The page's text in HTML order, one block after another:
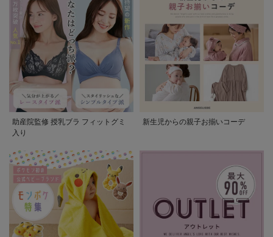
助産院監修 授乳ブラ フィットグミ
入り
新生児からの親子お揃いコーデ